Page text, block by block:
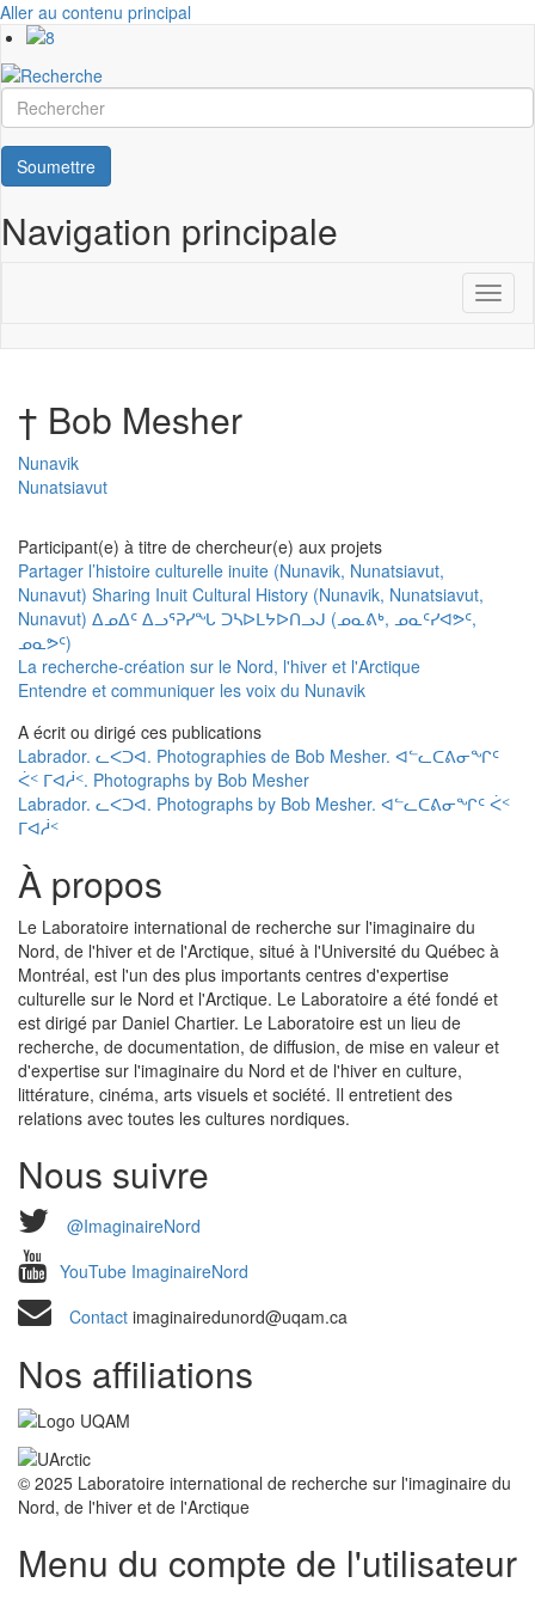
Aller au contenu principal
Rechercher
Soumettre
Navigation principale
† Bob Mesher
Nunavik
Nunatsiavut
Participant(e) à titre de chercheur(e) aux projets
Partager l’histoire culturelle inuite (Nunavik, Nunatsiavut,
Nunavut) Sharing Inuit Cultural History (Nunavik, Nunatsiavut,
Nunavut) ᐃᓄᐃᑦ ᐃᓗᕐᕈᓯᖓ ᑐᓴᐅᒪᔭᐅᑎᓗᒍ (ᓄᓇᕕᒃ, ᓄᓇᑦᓯᐊᕗᑦ,
ᓄᓇᕗᑦ)
La recherche-création sur le Nord, l'hiver et l'Arctique
Entendre et communiquer les voix du Nunavik
A écrit ou dirigé ces publications
Labrador. ᓚᐸᑐᐊ. Photographies de Bob Mesher. ᐊᓪᓚᑕᕕᓂᖏᑦ
ᐹᑉ ᒥᐊᓲᑉ. Photographs by Bob Mesher
Labrador. ᓚᐸᑐᐊ. Photographs by Bob Mesher. ᐊᓪᓚᑕᕕᓂᖏᑦ ᐹᑉ
ᒥᐊᓲᑉ
À propos
Le Laboratoire international de recherche sur l'imaginaire du
Nord, de l'hiver et de l'Arctique, situé à l'Université du Québec à
Montréal, est l'un des plus importants centres d'expertise
culturelle sur le Nord et l'Arctique. Le Laboratoire a été fondé et
est dirigé par Daniel Chartier. Le Laboratoire est un lieu de
recherche, de documentation, de diffusion, de mise en valeur et
d'expertise sur l'imaginaire du Nord et de l'hiver en culture,
littérature, cinéma, arts visuels et société. Il entretient des
relations avec toutes les cultures nordiques.
Nous suivre
@ImaginaireNord
YouTube ImaginaireNord
Contact imaginairedunord@uqam.ca
Nos affiliations
© 2025 Laboratoire international de recherche sur l'imaginaire du
Nord, de l'hiver et de l'Arctique
Menu du compte de l'utilisateur